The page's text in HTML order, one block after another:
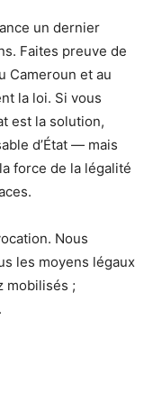
un dernier
Faites preuve de
Cameroun et au
la loi. Si vous
est la solution,
d’État — mais
force de la légalité
Nous
les moyens légaux
mobilisés ;